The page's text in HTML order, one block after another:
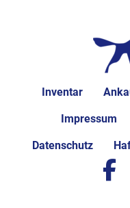
Inventar
Impressum
Datenschutz